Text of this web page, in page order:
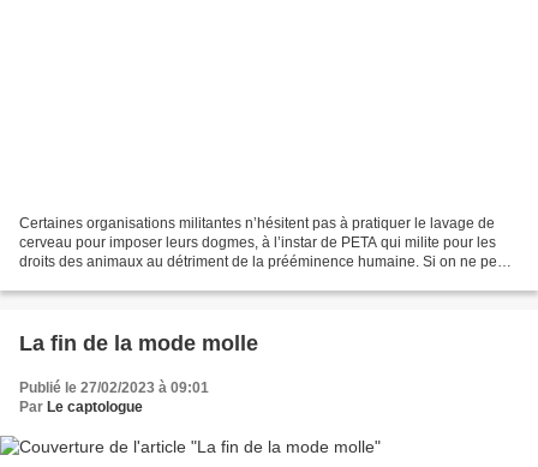
Certaines organisations militantes n’hésitent pas à pratiquer le lavage de
cerveau pour imposer leurs dogmes, à l’instar de PETA qui milite pour les
droits des animaux au détriment de la prééminence humaine. Si on ne peut
La fin de la mode molle
Publié le 27/02/2023 à 09:01
Par Le captologue